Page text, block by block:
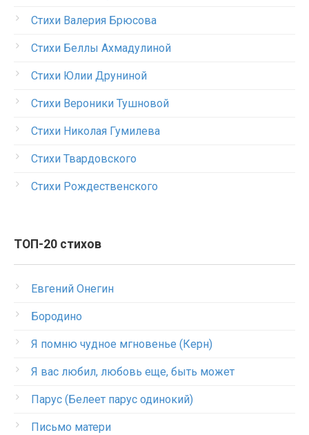
Стихи Валерия Брюсова
Стихи Беллы Ахмадулиной
Стихи Юлии Друниной
Стихи Вероники Тушновой
Стихи Николая Гумилева
Стихи Твардовского
Стихи Рождественского
ТОП-20 стихов
Евгений Онегин
Бородино
Я помню чудное мгновенье (Керн)
Я вас любил, любовь еще, быть может
Парус (Белеет парус одинокий)
Письмо матери